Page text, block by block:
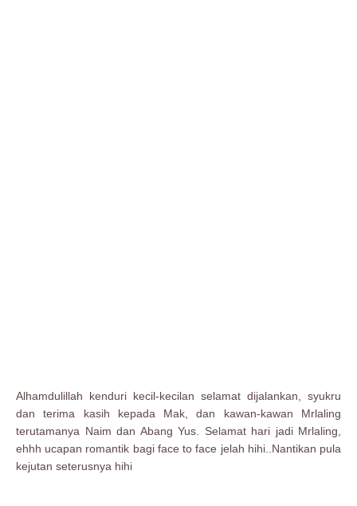
Alhamdulillah kenduri kecil-kecilan selamat dijalankan, syukru
dan terima kasih kepada Mak, dan kawan-kawan Mrlaling
terutamanya Naim dan Abang Yus. Selamat hari jadi Mrlaling,
ehhh ucapan romantik bagi face to face jelah hihi..Nantikan pula
kejutan seterusnya hihi